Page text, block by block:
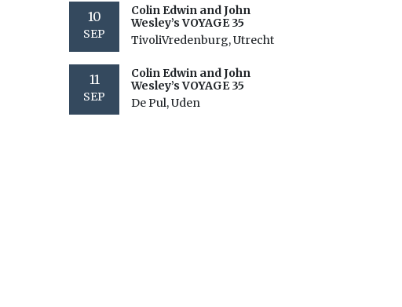
10
SEP
Colin Edwin and John
Wesley’s VOYAGE 35
TivoliVredenburg, Utrecht
11
SEP
Colin Edwin and John
Wesley’s VOYAGE 35
De Pul, Uden